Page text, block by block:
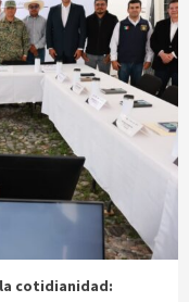
mdp en semilla